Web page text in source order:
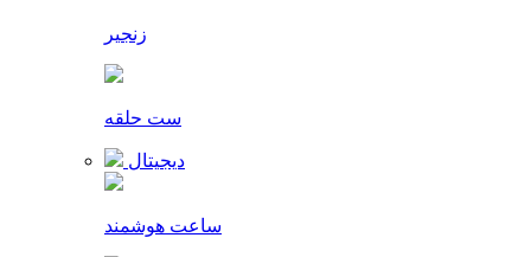
زنجیر
ست حلقه
دیجیتال
ساعت هوشمند